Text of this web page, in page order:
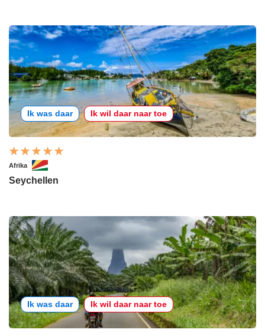
Ik was daar Ik wil daar naar toe
Afrika
Seychellen
Ik was daar Ik wil daar naar toe